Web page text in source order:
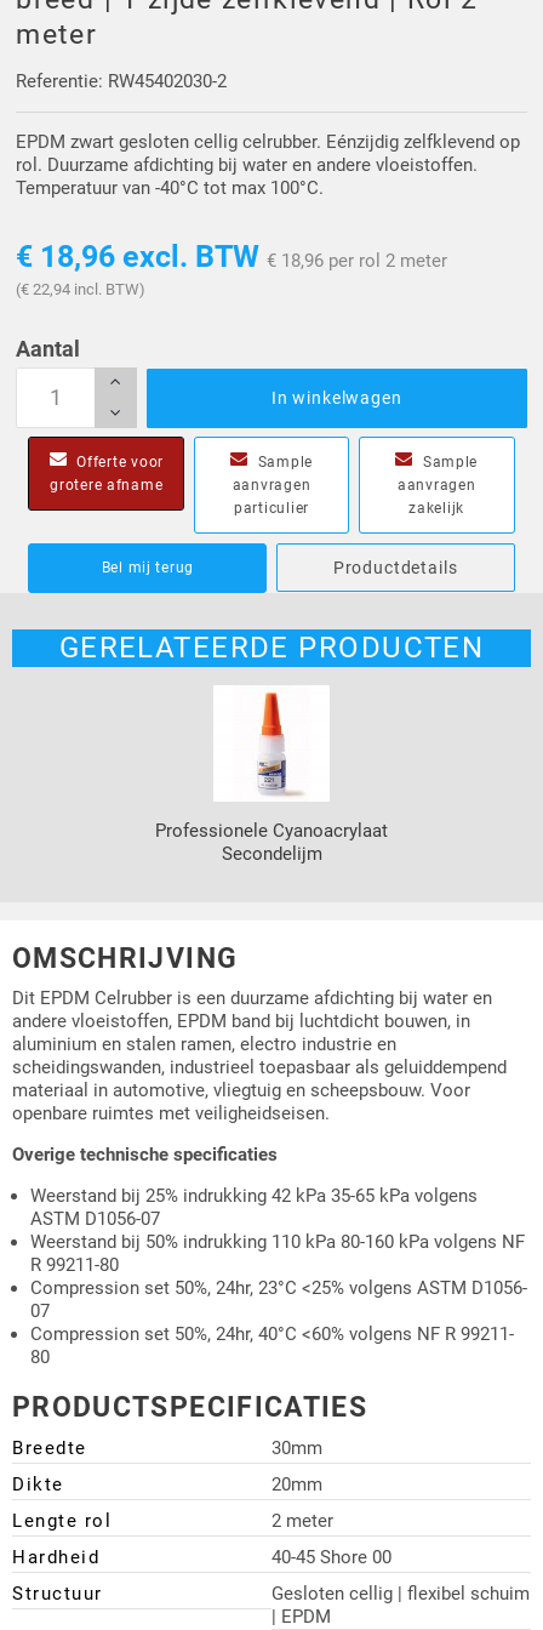
Driehoek/Wig profielen
Silicone U Profielen
Luikenpakking
Oploopprofielen
Hoekprofielen
O-ringen
meter
Referentie: RW45402030-2
EPDM zwart gesloten cellig celrubber. Eénzijdig zelfklevend op
rol. Duurzame afdichting bij water en andere vloeistoffen.
Temperatuur van -40°C tot max 100°C.
€ 18,96 excl. BTW € 18,96 per rol 2 meter
(€ 22,94 incl. BTW)
Aantal
In winkelwagen
Offerte voor
grotere afname
Sample
aanvragen
particulier
Sample
aanvragen
zakelijk
Bel mij terug Productdetails
GERELATEERDE PRODUCTEN
Professionele Cyanoacrylaat
Secondelijm
OMSCHRIJVING
Dit EPDM Celrubber is een duurzame afdichting bij water en
andere vloeistoffen, EPDM band bij luchtdicht bouwen, in
aluminium en stalen ramen, electro industrie en
scheidingswanden, industrieel toepasbaar als geluiddempend
materiaal in automotive, vliegtuig en scheepsbouw. Voor
openbare ruimtes met veiligheidseisen.
Overige technische specificaties
Weerstand bij 25% indrukking 42 kPa 35-65 kPa volgens
ASTM D1056-07
Weerstand bij 50% indrukking 110 kPa 80-160 kPa volgens NF
R 99211-80
Compression set 50%, 24hr, 23°C <25% volgens ASTM D1056-
07
Compression set 50%, 24hr, 40°C <60% volgens NF R 99211-
80
PRODUCTSPECIFICATIES
Breedte
30mm
Dikte
20mm
Lengte rol
2 meter
Hardheid
40-45 Shore 00
Structuur
Gesloten cellig | flexibel schuim
| EPDM